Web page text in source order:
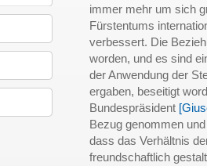
immer mehr um sich
Fürstentums
verbessert. Die
worden, und es sind
der Anwendung der
ergaben, beseitigt
Bundespräsident
Bezug genommen
dass das Verhältnis
freundschaftlich